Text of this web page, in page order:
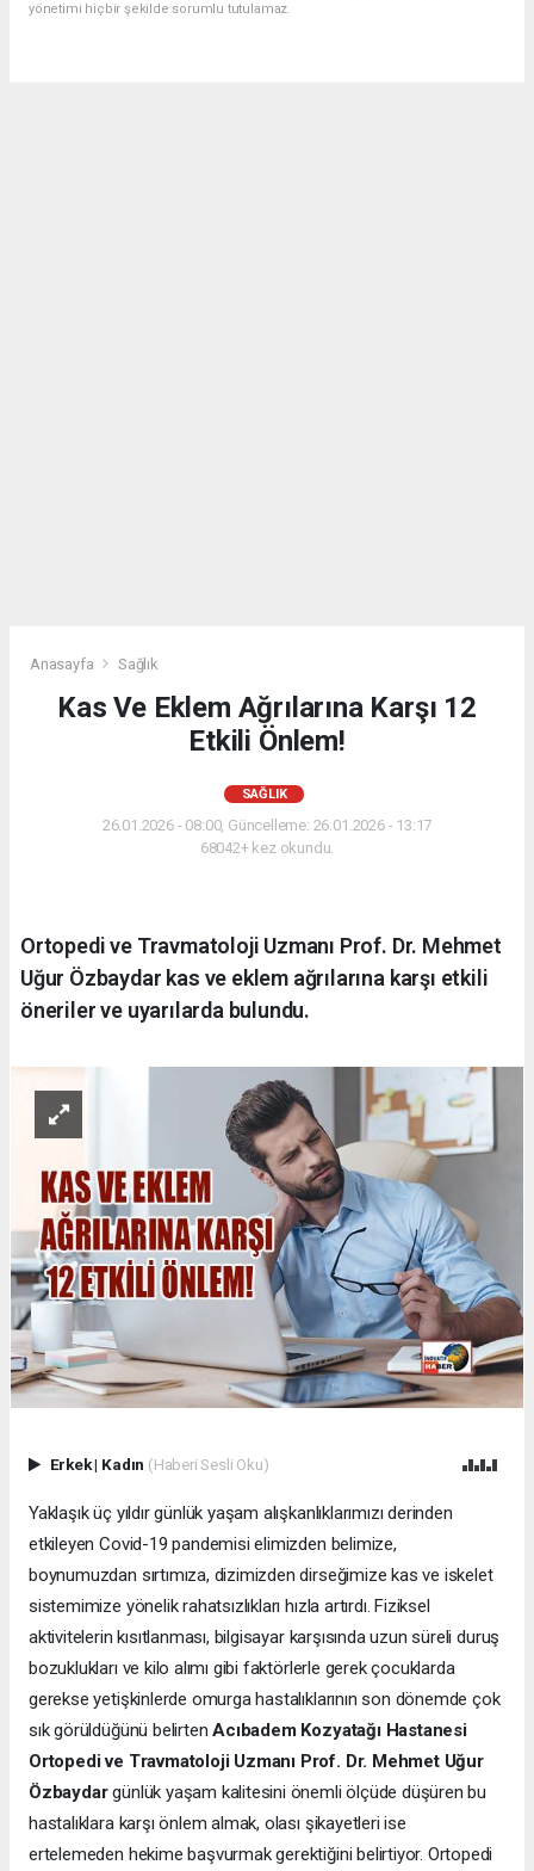
yönetimi hiçbir şekilde sorumlu tutulamaz.
Anasayfa Sağlık
Kas Ve Eklem Ağrılarına Karşı 12
Etkili Önlem!
SAĞLIK
26.01.2026 - 08:00, Güncelleme: 26.01.2026 - 13:17
68042+ kez okundu.
Ortopedi ve Travmatoloji Uzmanı Prof. Dr. Mehmet
Uğur Özbaydar kas ve eklem ağrılarına karşı etkili
öneriler ve uyarılarda bulundu.
Erkek| Kadın (Haberi Sesli Oku)
Yaklaşık üç yıldır günlük yaşam alışkanlıklarımızı derinden
etkileyen Covid-19 pandemisi elimizden belimize,
boynumuzdan sırtımıza, dizimizden dirseğimize kas ve iskelet
sistemimize yönelik rahatsızlıkları hızla artırdı. Fiziksel
aktivitelerin kısıtlanması, bilgisayar karşısında uzun süreli duruş
bozuklukları ve kilo alımı gibi faktörlerle gerek çocuklarda
gerekse yetişkinlerde omurga hastalıklarının son dönemde çok
sık görüldüğünü belirtenAcıbadem Kozyatağı Hastanesi
Ortopedi ve Travmatoloji Uzmanı Prof. Dr. Mehmet Uğur
Özbaydargünlük yaşam kalitesini önemli ölçüde düşüren bu
hastalıklara karşı önlem almak, olası şikayetleri ise
ertelemeden hekime başvurmak gerektiğini belirtiyor. Ortopedi